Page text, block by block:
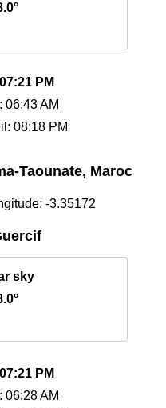
07:21 PM
06:43 AM
08:18 PM
Taounate, Maroc
-3.35172
sky
07:21 PM
06:28 AM